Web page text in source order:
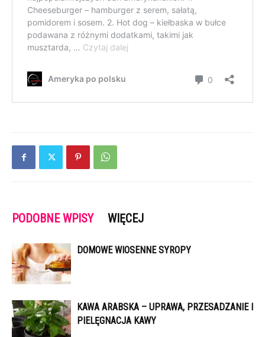
PODOBNE WPISY WIĘCEJ
DOMOWE WIOSENNE SYROPY
KAWA ARABSKA – UPRAWA, PRZESADZANIE I
PIELĘGNACJA KAWY